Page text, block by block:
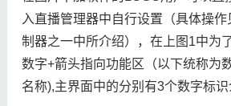
入直播管理器中自行设置（具体操
制器之一中所介绍），在上图1中为
数字+箭头指向功能区（以下统称为
名称),主界面中的分别有3个数字标识